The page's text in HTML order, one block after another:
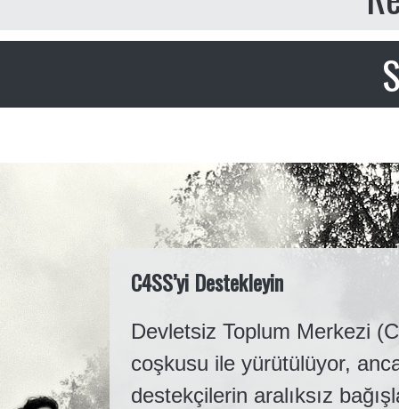
C4SS’yi Destekleyin
Devletsiz Toplum Merkezi
coşkusu ile yürütülüyor,
destekçilerin aralıksız